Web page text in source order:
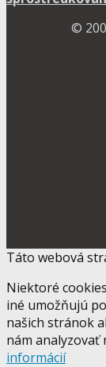
©
Táto webová
Niektoré
iné umožňujú
našich stránok
nám analyzovať
informácií